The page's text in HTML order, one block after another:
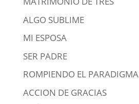
ALGO SUBLIME
MI ESPOSA
SER PADRE
ROMPIENDO EL PARADIGMA
ACCION DE GRACIAS